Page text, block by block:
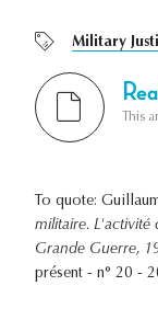
Military
This
To quote:
militaire. L'activité
Grande Guerre,
présent - n° 20 -